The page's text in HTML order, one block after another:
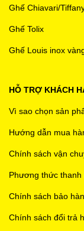
Ghế Chiavari/
Ghế Tolix
Ghế Louis inox
HỖ TRỢ KHÁCH
Vì sao chọn sản
Hướng dẫn mua
Chính sách vận
Phương thức thanh
Chính sách bảo
Chính sách đổi trả